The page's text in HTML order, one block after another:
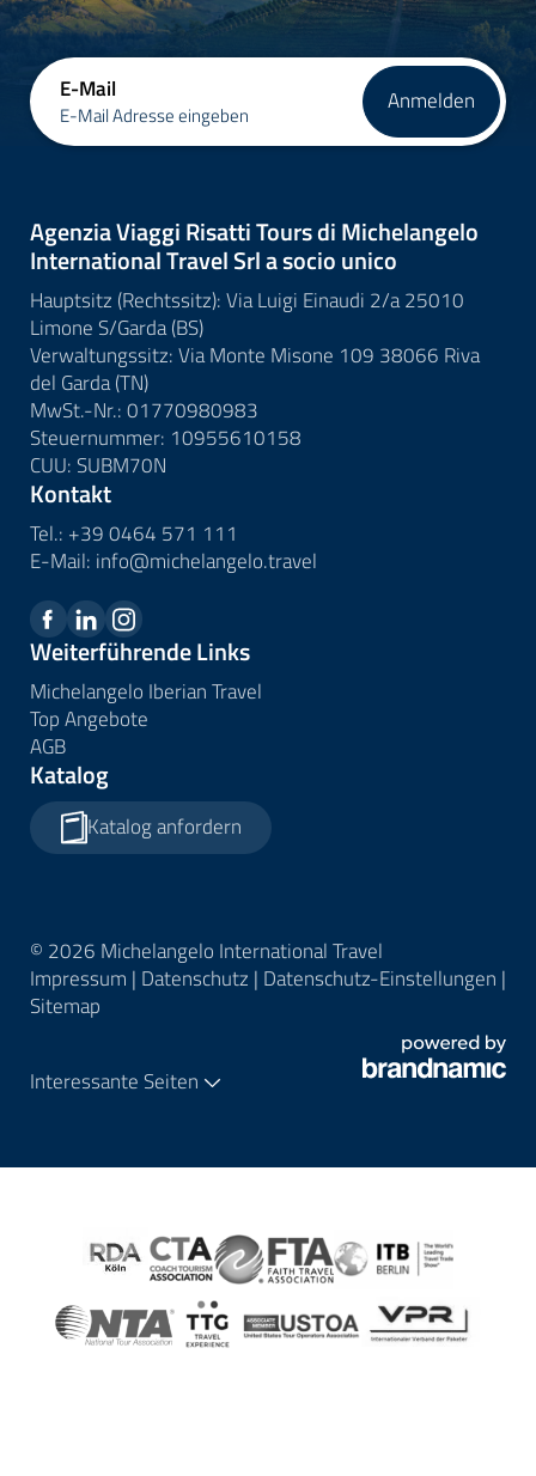
E-Mail
E-Mail Adresse eingeben Anmelden
Agenzia Viaggi Risatti Tours di Michelangelo
International Travel Srl a socio unico
Hauptsitz (Rechtssitz): Via Luigi Einaudi 2/a 25010
Limone S/Garda (BS)
Verwaltungssitz: Via Monte Misone 109 38066 Riva
del Garda (TN)
MwSt.-Nr.: 01770980983
Steuernummer: 10955610158
CUU: SUBM70N
Kontakt
Tel.: +39 0464 571 111
E-Mail: info@michelangelo.travel
Weiterführende Links
Michelangelo Iberian Travel
Top Angebote
AGB
Katalog
Katalog anfordern
© 2026 Michelangelo International Travel
Impressum | Datenschutz | Datenschutz-Einstellungen |
Sitemap
Interessante Seiten